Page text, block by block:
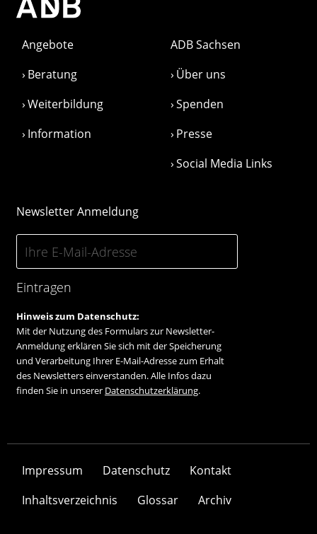
Angebote
Beratung
Weiterbildung
Information
ADB Sachsen
Über uns
Spenden
Presse
Social Media Links
Newsletter Anmeldung
Eintragen
Hinweis zum Datenschutz:
Mit der Nutzung des Formulars zur Newsletter-
Anmeldung erklären Sie sich mit der Speicherung
und Verarbeitung Ihrer E-Mail-Adresse zum Erhalt
des Newsletters einverstanden. Alle Infos dazu
finden Sie in unserer Datenschutzerklärung.
Impressum Datenschutz
Kontakt
Inhaltsverzeichnis
Glossar Archiv